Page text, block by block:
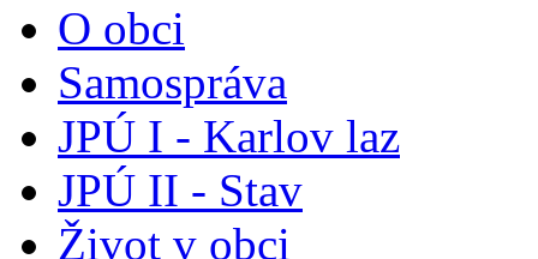
O obci
Samospráva
JPÚ I - Karlov laz
JPÚ II - Stav
Život v obci